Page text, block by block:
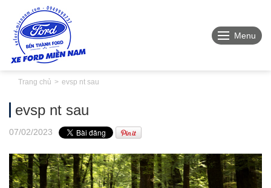
Menu
Trang chủ evsp nt sau
evsp nt sau
07/02/2023